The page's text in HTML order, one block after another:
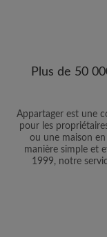
Plus de 50
Appartager est une
pour les
ou une maison
manière simple et
1999, notre